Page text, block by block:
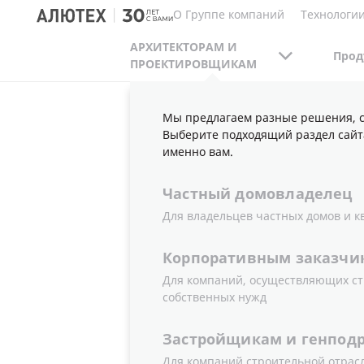
О Группе компаний
АРХИТЕКТОРАМ И
ПРОЕКТИРОВЩИКАМ
Мы предлагаем разные решения,
Выберите подходящий раздел
именно вам.
Частный домовладелец
Для владельцев частных домов и
Корпоративным
Для компаний, осуществляющих
собственных нужд
Застройщикам и
АРХИТЕКТОРАМ И ПРОЕКТИРОВЩИКАМ
СИСТЕМ